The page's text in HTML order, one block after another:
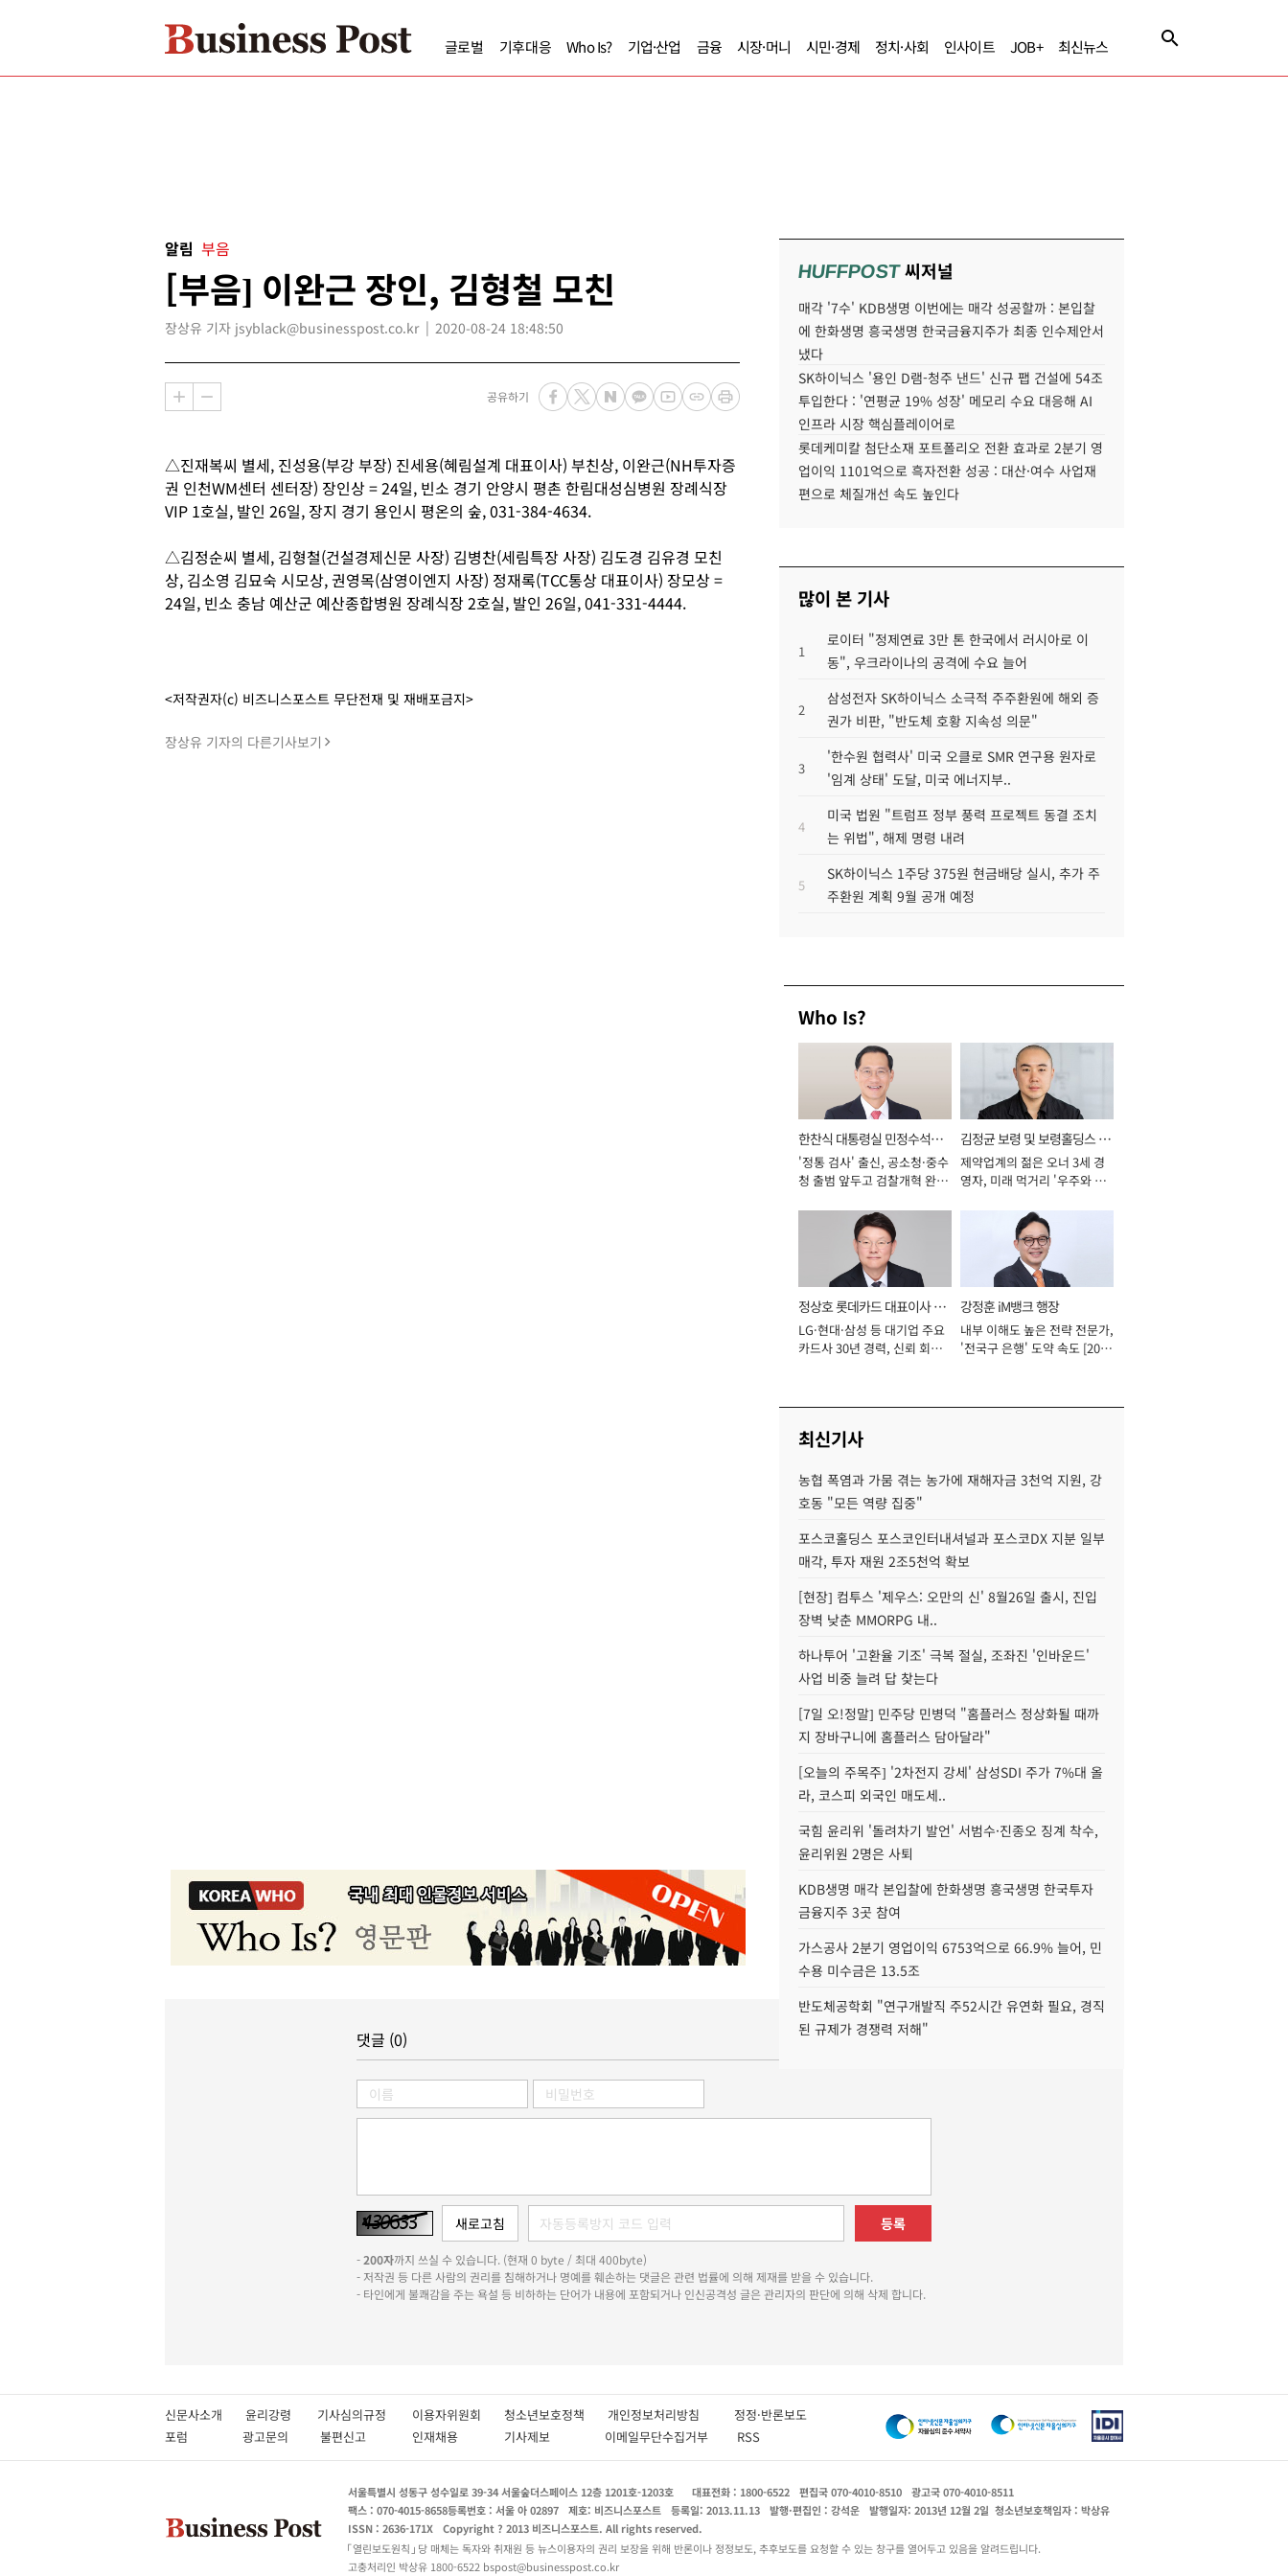
글로벌 기후대응 Who Is? 기업·산업 금융 시장·머니 시민·경제 정치·사회 인사이트 JOB+ 최신뉴스
알림 부음
[부음] 이완근 장인, 김형철 모친
장상유 기자 jsyblack@businesspost.co.kr 2020-08-24 18:48:50
공유하기
△진재복씨 별세, 진성용(부강 부장) 진세용(혜림설계 대표이사) 부친상, 이완근(NH투자증
권 인천WM센터 센터장) 장인상 = 24일, 빈소 경기 안양시 평촌 한림대성심병원 장례식장
VIP 1호실, 발인 26일, 장지 경기 용인시 평온의 숲, 031-384-4634.
△김정순씨 별세, 김형철(건설경제신문 사장) 김병찬(세림특장 사장) 김도경 김유경 모친
상, 김소영 김묘숙 시모상, 권영목(삼영이엔지 사장) 정재록(TCC통상 대표이사) 장모상 =
24일, 빈소 충남 예산군 예산종합병원 장례식장 2호실, 발인 26일, 041-331-4444.
<저작권자(c) 비즈니스포스트 무단전재 및 재배포금지>
장상유 기자의 다른기사보기
HUFFPOST씨저널
매각 '7수' KDB생명 이번에는 매각 성공할까 : 본입찰
에 한화생명 흥국생명 한국금융지주가 최종 인수제안서
냈다
SK하이닉스 '용인 D램-청주 낸드' 신규 팹 건설에 54조
투입한다 : '연평균 19% 성장' 메모리 수요 대응해 AI
인프라 시장 핵심플레이어로
롯데케미칼 첨단소재 포트폴리오 전환 효과로 2분기 영
업이익 1101억으로 흑자전환 성공 : 대산·여수 사업재
편으로 체질개선 속도 높인다
많이 본 기사
1
로이터 "정제연료 3만 톤 한국에서 러시아로 이
동", 우크라이나의 공격에 수요 늘어
2
삼성전자 SK하이닉스 소극적 주주환원에 해외 증
권가 비판, "반도체 호황 지속성 의문"
3
'한수원 협력사' 미국 오클로 SMR 연구용 원자로
'임계 상태' 도달, 미국 에너지부..
4
미국 법원 "트럼프 정부 풍력 프로젝트 동결 조치
는 위법", 해제 명령 내려
5
SK하이닉스 1주당 375원 현금배당 실시, 추가 주
주환원 계획 9월 공개 예정
Who Is?
한찬식 대통령실 민정수석비
서관
'정통 검사' 출신, 공소청·중수
청 출범 앞두고 검찰개혁 완수
김정균 보령 및 보령홀딩스 대
표이사 사장
제약업계의 젊은 오너 3세 경
영자, 미래 먹거리 '우주와 헬
정상호 롯데카드 대표이사 사
장
LG·현대·삼성 등 대기업 주요
카드사 30년 경력, 신뢰 회복
강정훈 iM뱅크 행장
내부 이해도 높은 전략 전문가,
'전국구 은행' 도약 속도 [2026
최신기사
농협 폭염과 가뭄 겪는 농가에 재해자금 3천억 지원, 강
호동 "모든 역량 집중"
포스코홀딩스 포스코인터내셔널과 포스코DX 지분 일부
매각, 투자 재원 2조5천억 확보
[현장] 컴투스 '제우스: 오만의 신' 8월26일 출시, 진입
장벽 낮춘 MMORPG 내..
하나투어 '고환율 기조' 극복 절실, 조좌진 '인바운드'
사업 비중 늘려 답 찾는다
[7일 오!정말] 민주당 민병덕 "홈플러스 정상화될 때까
지 장바구니에 홈플러스 담아달라"
[오늘의 주목주] '2차전지 강세' 삼성SDI 주가 7%대 올
라, 코스피 외국인 매도세..
국힘 윤리위 '돌려차기 발언' 서범수·진종오 징계 착수,
윤리위원 2명은 사퇴
KDB생명 매각 본입찰에 한화생명 흥국생명 한국투자
금융지주 3곳 참여
가스공사 2분기 영업이익 6753억으로 66.9% 늘어, 민
수용 미수금은 13.5조
반도체공학회 "연구개발직 주52시간 유연화 필요, 경직
된 규제가 경쟁력 저해"
댓글 (0)
등록
-200자까지 쓰실 수 있습니다. (현재 0 byte / 최대 400byte)
- 저작권 등 다른 사람의 권리를 침해하거나 명예를 훼손하는 댓글은 관련 법률에 의해 제재를 받을 수 있습니다.
- 타인에게 불쾌감을 주는 욕설 등 비하하는 단어가 내용에 포함되거나 인신공격성 글은 관리자의 판단에 의해 삭제 합니다.
신문사소개 윤리강령 기사심의규정 이용자위원회 청소년보호정책 개인정보처리방침 정정·반론보도
포럼
광고문의 불편신고 인재채용 기사제보 이메일무단수집거부 RSS
서울특별시 성동구 성수일로 39-34 서울숲더스페이스 12층 1201호-1203호 대표전화 : 1800-6522 편집국 070-4010-8510
광고국 070-4010-8511
팩스 : 070-4015-8658등록번호 : 서울 아 02897 제호: 비즈니스포스트 등록일: 2013.11.13 발행·편집인 : 강석운 발행일자: 2013년 12월 2일 청소년보호책임자 : 박상유
ISSN : 2636-171X
Copyright ? 2013 비즈니스포스트. All rights reserved.
열린보도원칙
당 매체는 독자와 취재원 등 뉴스이용자의 권리 보장을 위해 반론이나 정정보도, 추후보도를 요청할 수 있는 창구를 열어두고 있음을 알려드립니다.
고충처리인 박상유 1800-6522 bspost@businesspost.co.kr